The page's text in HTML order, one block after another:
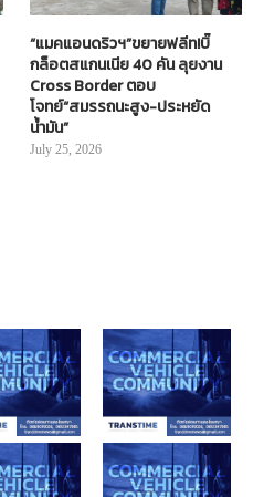
“แมคแอนดริวฯ”ขยายฟลีท!บิ๊
กล็อตสแกนเนีย 40 คัน ลุยงาน
Cross Border ตอบ
โจทย์“สมรรถนะสูง-ประหยัด
น้ำมัน”
July 25, 2026